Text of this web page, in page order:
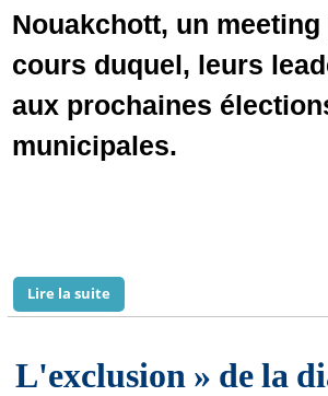
Nouakchott, un
cours duquel, leurs
aux prochaines
municipales.
Lire la suite
L'exclusion » de la